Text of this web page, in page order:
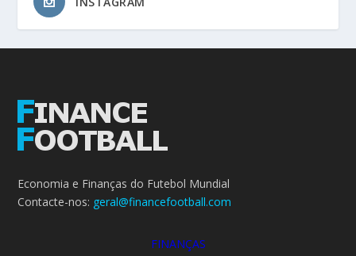
Economia e Finanças do Futebol Mundial
Contacte-nos: geral@financefootball.com
FINANÇAS